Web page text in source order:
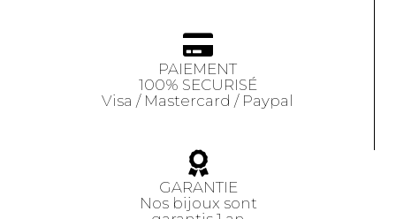
PAIEMENT
100% SECURISÉ
Visa / Mastercard / Paypal
GARANTIE
Nos bijoux sont